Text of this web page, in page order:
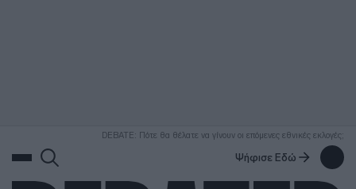
DEBATE: Πότε θα θέλατε να γίνουν οι επόμενες εθνικές εκλογές;
Ψήφισε Εδώ